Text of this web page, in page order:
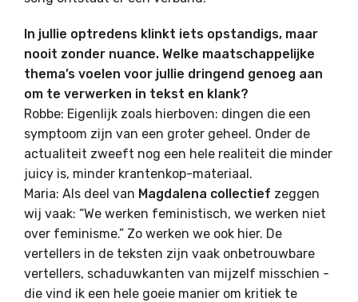
In jullie optredens klinkt iets opstandigs, maar
nooit zonder nuance. Welke maatschappelijke
thema’s voelen voor jullie dringend genoeg aan
om te verwerken in tekst en klank?
Robbe: Eigenlijk zoals hierboven: dingen die een
symptoom zijn van een groter geheel. Onder de
actualiteit zweeft nog een hele realiteit die minder
juicy is, minder krantenkop-materiaal.
Maria: Als deel van Magdalena collectief zeggen
wij vaak: “We werken feministisch, we werken niet
over feminisme.” Zo werken we ook hier. De
vertellers in de teksten zijn vaak onbetrouwbare
vertellers, schaduwkanten van mijzelf misschien -
die vind ik een hele goeie manier om kritiek te